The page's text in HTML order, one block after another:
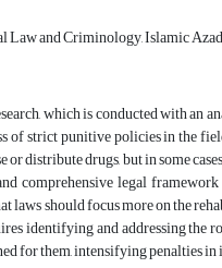
Law and Criminology, Islamic
which is conducted with an
of strict punitive policies in the
or distribute drugs, but in some
comprehensive legal
laws should focus more on the
identifying and addressing the
for them, intensifying penalties